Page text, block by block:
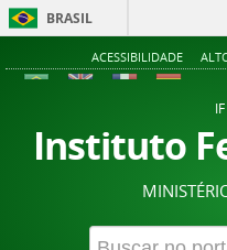
BRASIL
ACESSIBILIDADE
Instituto